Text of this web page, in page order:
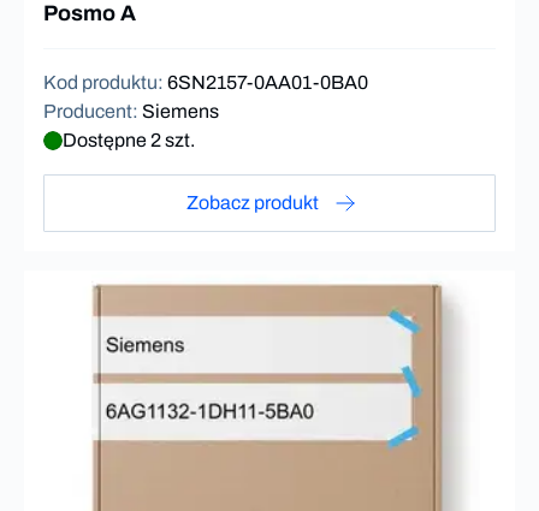
Posmo A
Kod produktu: 6SN2157-0AA01-0BA0
Producent: Siemens
Dostępne 2 szt.
Zobacz produkt